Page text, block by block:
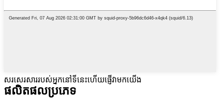
សរសេរសាររបស់អ្នកនៅទីនេះហើយផ្ញើវាមកយើង
ផលិតផលប្រភេទ